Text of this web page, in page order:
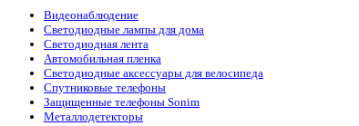
Видеонаблюдение
Светодиодные лампы для дома
Светодиодная лента
Автомобильная пленка
Светодиодные аксессуары для велосипеда
Спутниковые телефоны
Защищенные телефоны Sonim
Металлодетекторы